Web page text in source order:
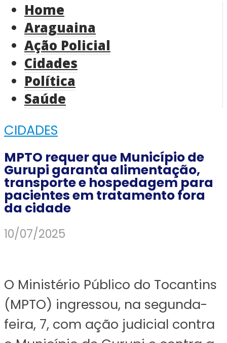
Home
Araguaina
Ação Policial
Cidades
Política
Saúde
CIDADES
MPTO requer que Município de
Gurupi garanta alimentação,
transporte e hospedagem para
pacientes em tratamento fora
da cidade
10/07/2025
O Ministério Público do Tocantins
(MPTO) ingressou, na segunda-
feira, 7, com ação judicial contra